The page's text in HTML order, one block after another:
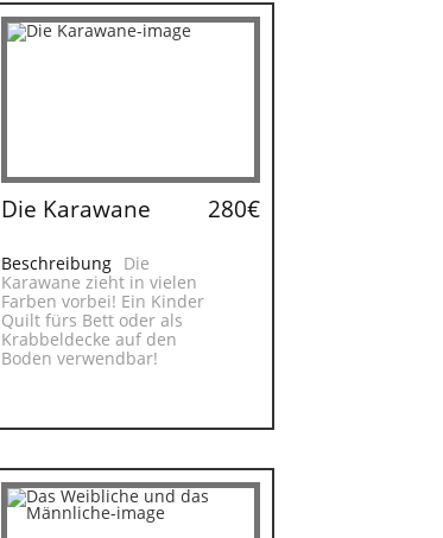
Atmosphäre.
Die Karawane 280€
Beschreibung Die
Karawane zieht in vielen
Farben vorbei! Ein Kinder
Quilt fürs Bett oder als
Krabbeldecke auf den
Boden verwendbar!